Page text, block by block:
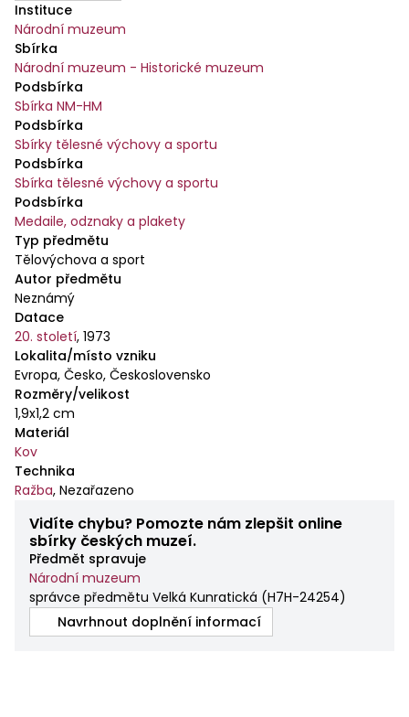
Instituce
Národní muzeum
Sbírka
Národní muzeum - Historické muzeum
Podsbírka
Sbírka NM-HM
Podsbírka
Sbírky tělesné výchovy a sportu
Podsbírka
Sbírka tělesné výchovy a sportu
Podsbírka
Medaile, odznaky a plakety
Typ předmětu
Tělovýchova a sport
Autor předmětu
Neznámý
Datace
20. století, 1973
Lokalita/místo vzniku
Evropa, Česko, Československo
Rozměry/velikost
1,9x1,2 cm
Materiál
Kov
Technika
Ražba, Nezařazeno
Vidíte chybu? Pomozte nám zlepšit online
sbírky českých muzeí.
Předmět spravuje
Národní muzeum
správce předmětu Velká Kunratická (H7H-24254)
Navrhnout doplnění informací